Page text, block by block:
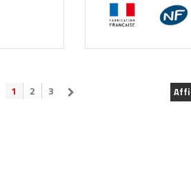
1 2 3